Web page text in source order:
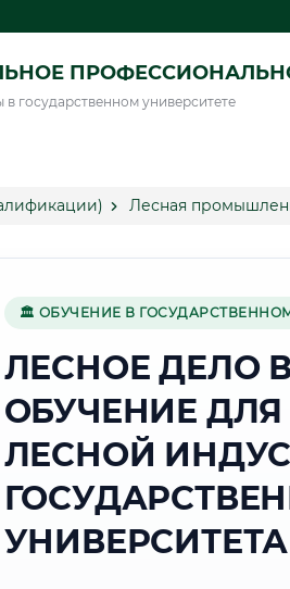
государственном университете
Лесная
🏛 ОБУЧЕНИЕ В
ЛЕСНОЕ ДЕЛО
ОБУЧЕНИЕ
ЛЕСНОЙ
УНИВЕРСИТЕТА